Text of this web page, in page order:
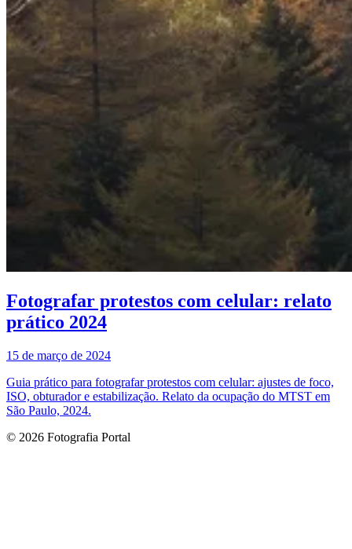
Fotografar protestos com celular: relato
prático 2024
15 de março de 2024
Guia prático para fotografar protestos com celular: ajustes de foco,
ISO, obturador e estabilização. Relato da ocupação do MTST em
São Paulo, 2024.
© 2026 Fotografia Portal